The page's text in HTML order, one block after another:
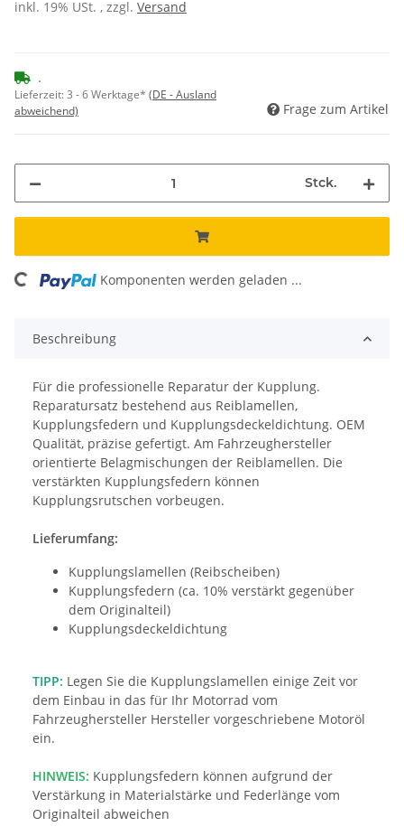
inkl. 19% USt. , zzgl. Versand
.
Lieferzeit:3 - 6 Werktage* (DE - Ausland
abweichend)
Frage zum Artikel
Stck.
Komponenten werden geladen ...
Beschreibung
Für die professionelle Reparatur der Kupplung.
Reparatursatz bestehend aus Reiblamellen,
Kupplungsfedern und Kupplungsdeckeldichtung. OEM
Qualität, präzise gefertigt. Am Fahrzeughersteller
orientierte Belagmischungen der Reiblamellen. Die
verstärkten Kupplungsfedern können
Kupplungsrutschen vorbeugen.
Lieferumfang:
Kupplungslamellen (Reibscheiben)
Kupplungsfedern (ca. 10% verstärkt gegenüber
dem Originalteil)
Kupplungsdeckeldichtung
TIPP: Legen Sie die Kupplungslamellen einige Zeit vor
dem Einbau in das für Ihr Motorrad vom
Fahrzeughersteller Hersteller vorgeschriebene Motoröl
ein.
HINWEIS: Kupplungsfedern können aufgrund der
Verstärkung in Materialstärke und Federlänge vom
Originalteil abweichen